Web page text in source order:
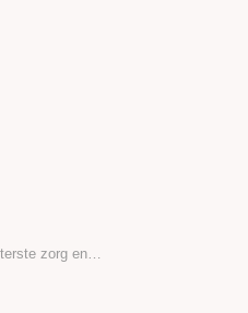
zorg en…